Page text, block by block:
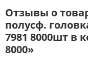
Отзывы о
полусф.
7981 8000шт в
8000»